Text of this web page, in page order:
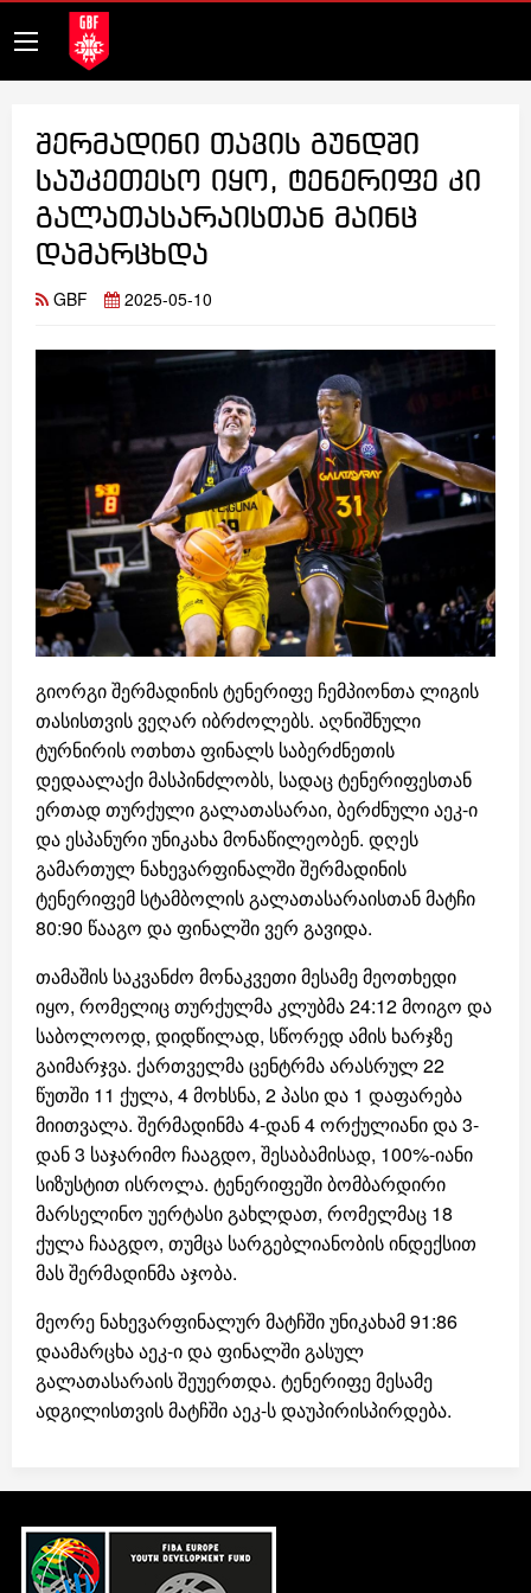
შერმადინი თავის გუნდში
საუკეთესო იყო, ტენერიფე კი
გალათასარაისთან მაინც
დამარცხდა
GBF 2025-05-10
გიორგი შერმადინის ტენერიფე ჩემპიონთა ლიგის
თასისთვის ვეღარ იბრძოლებს. აღნიშნული
ტურნირის ოთხთა ფინალს საბერძნეთის
დედაალაქი მასპინძლობს, სადაც ტენერიფესთან
ერთად თურქული გალათასარაი, ბერძნული აეკ-ი
და ესპანური უნიკახა მონაწილეობენ. დღეს
გამართულ ნახევარფინალში შერმადინის
ტენერიფემ სტამბოლის გალათასარაისთან მატჩი
80:90 წააგო და ფინალში ვერ გავიდა.
თამაშის საკვანძო მონაკვეთი მესამე მეოთხედი
იყო, რომელიც თურქულმა კლუბმა 24:12 მოიგო და
საბოლოოდ, დიდწილად, სწორედ ამის ხარჯზე
გაიმარჯვა. ქართველმა ცენტრმა არასრულ 22
წუთში 11 ქულა, 4 მოხსნა, 2 პასი და 1 დაფარება
მიითვალა. შერმადინმა 4-დან 4 ორქულიანი და 3-
დან 3 საჯარიმო ჩააგდო, შესაბამისად, 100%-იანი
სიზუსტით ისროლა. ტენერიფეში ბომბარდირი
მარსელინო უერტასი გახლდათ, რომელმაც 18
ქულა ჩააგდო, თუმცა სარგებლიანობის ინდექსით
მას შერმადინმა აჯობა.
მეორე ნახევარფინალურ მატჩში უნიკახამ 91:86
დაამარცხა აეკ-ი და ფინალში გასულ
გალათასარაის შეუერთდა. ტენერიფე მესამე
ადგილისთვის მატჩში აეკ-ს დაუპირისპირდება.